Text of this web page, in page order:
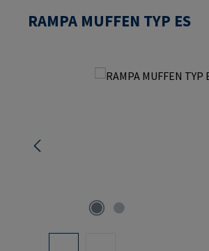
RAMPA MUFFEN TYP ES
Bildergalerie überspringen